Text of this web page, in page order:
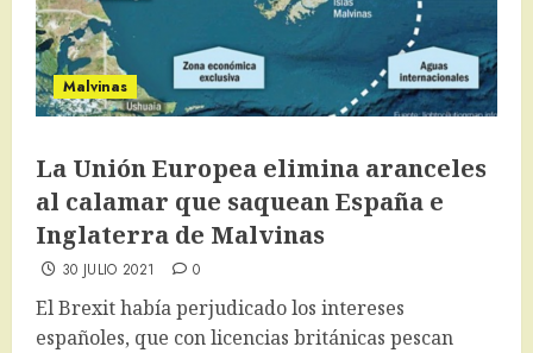
Malvinas
La Unión Europea elimina aranceles
al calamar que saquean España e
Inglaterra de Malvinas
30 JULIO 2021 0
El Brexit había perjudicado los intereses
españoles, que con licencias británicas pescan